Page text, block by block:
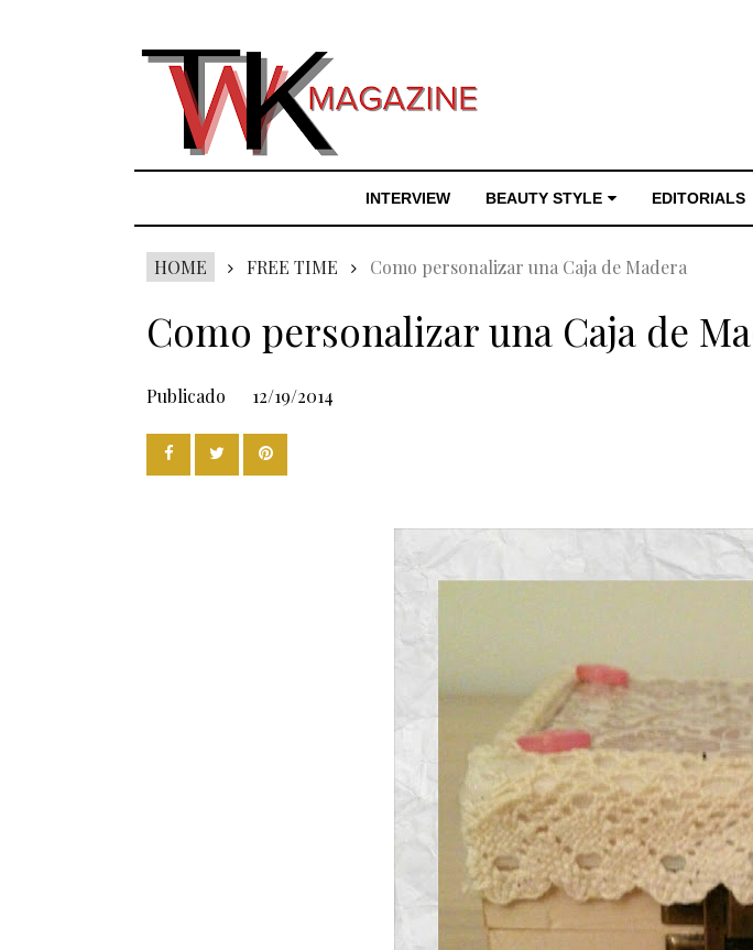
INTERVIEW BEAUTY STYLE EDITORIALS
HOME FREE TIME Como personalizar una Caja de Madera
Como personalizar una Caja de
Publicado 12/19/2014